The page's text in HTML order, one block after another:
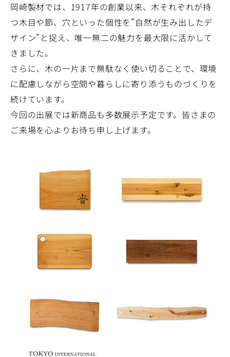
岡崎製材では、1917年の創業以来、木それぞれが持
つ木目や節、穴といった個性を”自然が生み出したデ
ザイン”と捉え、唯一無二の魅力を最大限に活かして
きました。
さらに、木の一片まで無駄なく使い切ることで、環境
に配慮しながら空間や暮らしに寄り添うものづくりを
続けています。
今回の出展では新商品も多数展示予定です。皆さまの
ご来場を心よりお待ち申し上げます。